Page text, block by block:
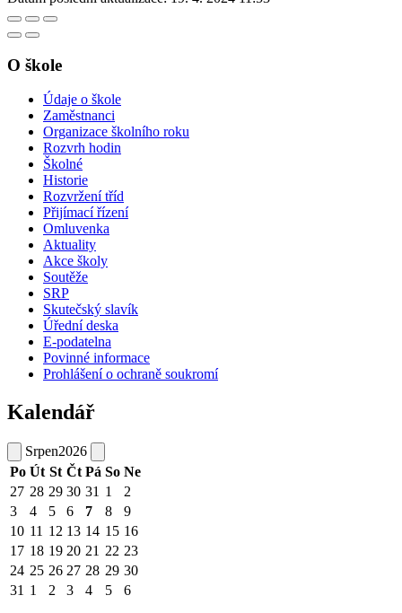
O škole
Údaje o škole
Zaměstnanci
Organizace školního roku
Rozvrh hodin
Školné
Historie
Rozvržení tříd
Přijímací řízení
Omluvenka
Aktuality
Akce školy
Soutěže
SRP
Skutečský slavík
Úřední deska
E-podatelna
Povinné informace
Prohlášení o ochraně soukromí
Kalendář
Srpen2026
Po Út St Čt Pá So Ne
27 28 29 30 31 1
2
3
4 5 6 7 8
9
10 11 12 13 14 15 16
17 18 19 20 21 22 23
24 25 26 27 28 29 30
31 1 2 3 4 5 6